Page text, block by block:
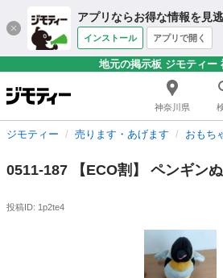
アプリならお得な情報を見
インストール アプリで開く
地元の掲示板 ジモティー
神奈川県
ジモティー 売ります・あげます おもち
0511-187 【ECO割】 ペンギン
投稿ID: 1p2te4